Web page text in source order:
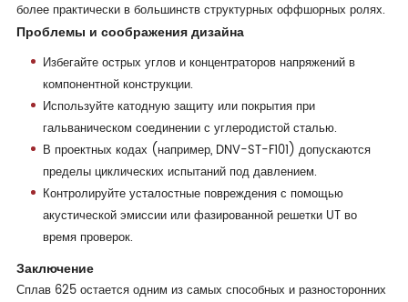
более практически в большинств структурных оффшорных ролях.
Проблемы и соображения дизайна
Избегайте острых углов и концентраторов напряжений в
компонентной конструкции.
Используйте катодную защиту или покрытия при
гальваническом соединении с углеродистой сталью.
В проектных кодах (например, DNV-ST-F101) допускаются
пределы циклических испытаний под давлением.
Контролируйте усталостные повреждения с помощью
акустической эмиссии или фазированной решетки UT во
время проверок.
Заключение
Сплав 625 остается одним из самых способных и разносторонних